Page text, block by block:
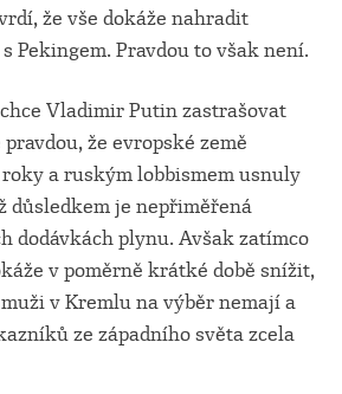
že vše dokáže nahradit
Pekingem. Pravdou to však není.
Vladimir Putin zastrašovat
že evropské země
a ruským lobbismem usnuly
důsledkem je nepřiměřená
dodávkách plynu. Avšak zatímco
v poměrně krátké době snížit,
v Kremlu na výběr nemají a
ze západního světa zcela